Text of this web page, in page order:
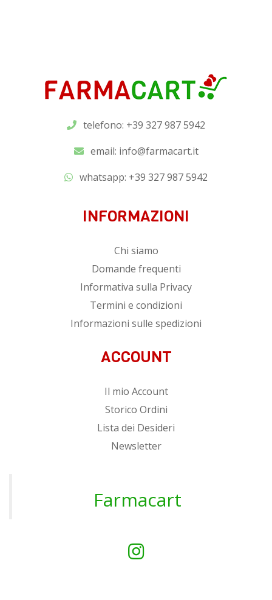
telefono: +39 327 987 5942
email: info@farmacart.it
whatsapp: +39 327 987 5942
INFORMAZIONI
Chi siamo
Domande frequenti
Informativa sulla Privacy
Termini e condizioni
Informazioni sulle spedizioni
ACCOUNT
Il mio Account
Storico Ordini
Lista dei Desideri
Newsletter
Farmacart